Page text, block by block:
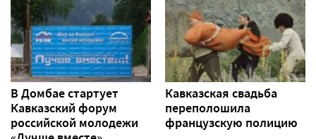
В Домбае стартует
Кавказский форум
российской молодежи
Кавказская свадьба
переполошила
французскую полицию